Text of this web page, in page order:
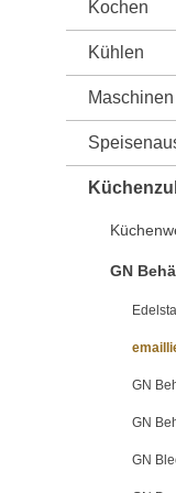
Kochen
Kühlen
Maschinen
GN
GN
GN
GN